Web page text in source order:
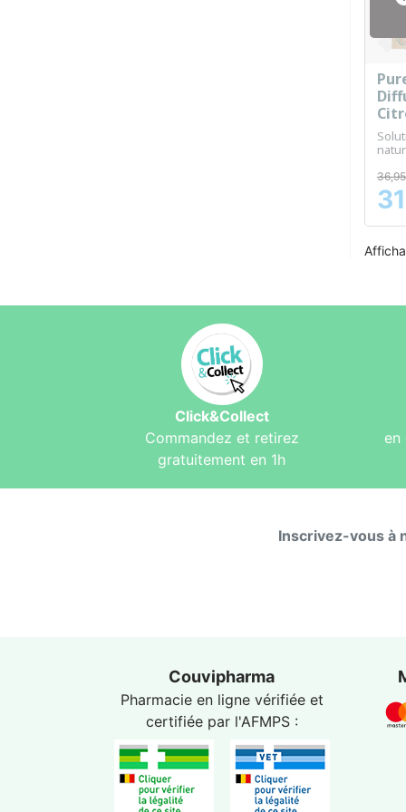
Prix
Click&Collect
Commandez et retirez
gratuitement en 1h
en
Inscrivez-vous à
Couvipharma
Pharmacie en ligne vérifiée et
certifiée par l'AFMPS: